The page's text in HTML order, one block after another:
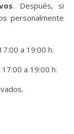
. Después, si
personalmente
a 19:00 h.
a 19:00 h.